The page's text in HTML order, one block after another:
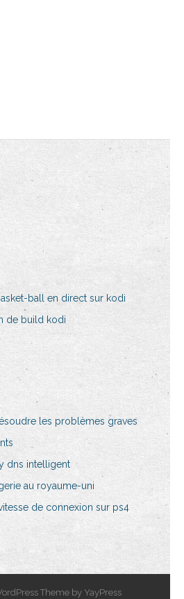
ball en direct sur kodi
de build kodi
les problèmes graves
dns intelligent
au royaume-uni
de connexion sur ps4
Theme by YayPress